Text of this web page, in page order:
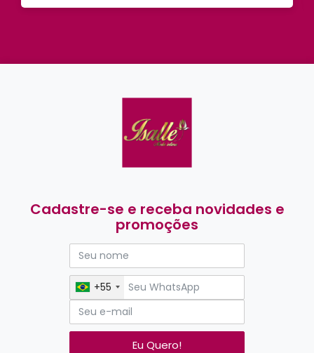
Cadastre-se e receba novidades e
promoções
+55
Eu Quero!